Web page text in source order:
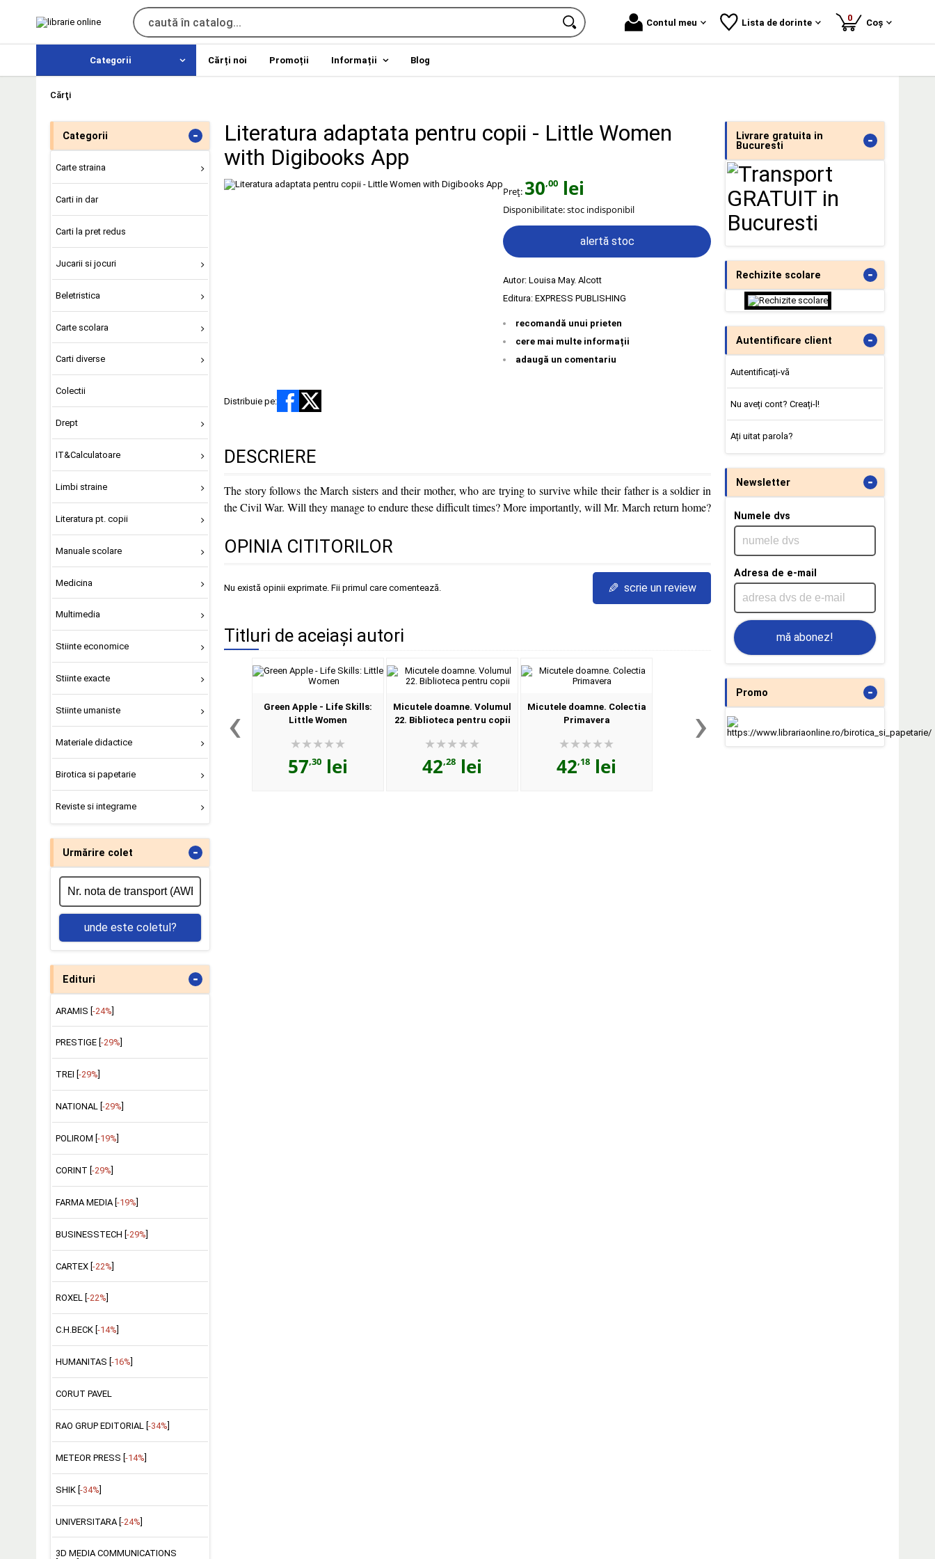
Contul meu Lista de dorinte 0produse
Coș
Categorii Cărți noi Promoții Informații Blog
Cărţi
Categorii -
Carte straina
Carti in dar
Carti la pret redus
Jucarii si jocuri
Beletristica
Carte scolara
Carti diverse
Colectii
Drept
IT&Calculatoare
Limbi straine
Literatura pt. copii
Manuale scolare
Medicina
Multimedia
Stiinte economice
Stiinte exacte
Stiinte umaniste
Materiale didactice
Birotica si papetarie
Reviste si integrame
Urmărire colet -
unde este coletul?
Edituri -
ARAMIS [-24%]
PRESTIGE [ -29%
TREI [ -29%
NATIONAL [ -29%
POLIROM [ -19%
CORINT [ -29%
FARMA MEDIA [ -19%
BUSINESSTECH [-29%]
CARTEX [-22%]
ROXEL [ -22%
C.H.BECK [ -14%
HUMANITAS [ -16%
CORUT PAVEL
RAO GRUP EDITORIAL [ -34%
METEOR PRESS [ -14%
SHIK [-34%]
UNIVERSITARA [-24%]
3D MEDIA COMMUNICATIONS
Literatura adaptata pentru copii - Little Women
with Digibooks App
Preț: 30,00 lei
Disponibilitate:stoc indisponibil
alertă stoc
Autor: Louisa May. Alcott
Editura: EXPRESS PUBLISHING
recomandă unui prieten
cere mai multe informații
adaugă un comentariu
Distribuie pe:
DESCRIERE
The story follows the March sisters and their mother, who are trying to survive while their father is a soldier in
the Civil War. Will they manage to endure these difficult times? More importantly, will Mr. March return home?
OPINIA CITITORILOR
Nu există opinii exprimate. Fii primul care comentează. ✎ scrie un review
Titluri de aceiași autori
‹
Green Apple - Life Skills:
Little Women
57,30 lei
Micutele doamne. Volumul
22. Biblioteca pentru copii
42,28 lei
Micutele doamne. Colectia
Primavera
42,18 lei
›
Livrare gratuita in
Bucuresti
-
Rechizite scolare -
Autentificare client -
Autentificați-vă
Nu aveți cont? Creați-l!
Ați uitat parola?
Newsletter -
Numele dvs
Adresa de e-mail
mă abonez!
Promo -